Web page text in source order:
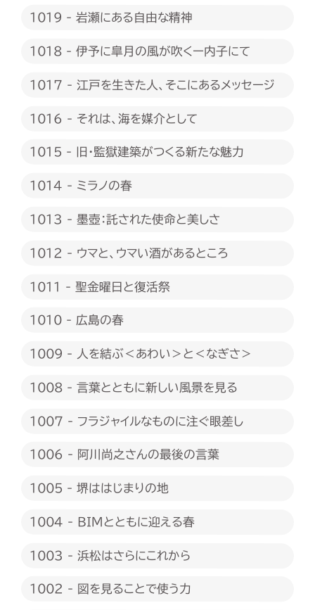
1019 - 岩瀬にある自由な精神
1018 - 伊予に皐月の風が吹くー内子にて
1017 - 江戸を生きた人、そこにあるメッセージ
1016 - それは、海を媒介として
1015 - 旧・監獄建築がつくる新たな魅力
1014 - ミラノの春
1013 - 墨壺：託された使命と美しさ
1012 - ウマと、ウマい酒があるところ
1011 - 聖金曜日と復活祭
1010 - 広島の春
1009 - 人を結ぶ＜あわい＞と＜なぎさ＞
1008 - 言葉とともに新しい風景を見る
1007 - フラジャイルなものに注ぐ眼差し
1006 - 阿川尚之さんの最後の言葉
1005 - 堺ははじまりの地
1004 - BIMとともに迎える春
1003 - 浜松はさらにこれから
1002 - 図を見ることで使う力